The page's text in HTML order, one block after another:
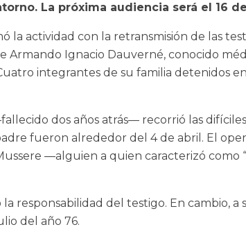
La próxima audiencia será el 16
la actividad con la retransmisión de las
Ignacio Dauverné, conocido
integrantes de su familia detenidos
dos años atrás— recorrió las
fueron alrededor del 4 de abril. El
—alguien a quien caracterizó
responsabilidad del testigo. En cambio, a
del año 76.